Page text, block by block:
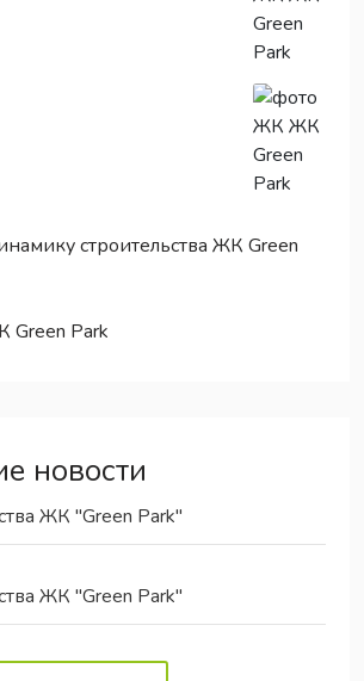
строительства ЖК Green
Green Park
новости
ЖК "Green Park"
ЖК "Green Park"